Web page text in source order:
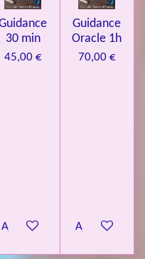
30 min
45,00 €
Ajouter au panier
Guidance
Oracle 1h
70,00 €
Ajouter au